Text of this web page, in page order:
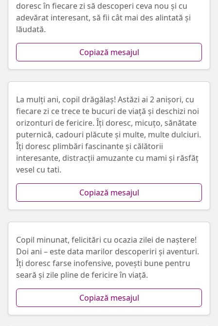
doresc în fiecare zi să descoperi ceva nou și cu
adevărat interesant, să fii cât mai des alintată și
lăudată.
Copiază mesajul
La mulți ani, copil drăgălaș! Astăzi ai 2 anișori, cu
fiecare zi ce trece te bucuri de viață și deschizi noi
orizonturi de fericire. Îți doresc, micuțo, sănătate
puternică, cadouri plăcute și multe, multe dulciuri.
Îți doresc plimbări fascinante și călătorii
interesante, distracții amuzante cu mami și răsfăț
vesel cu tati.
Copiază mesajul
Copil minunat, felicitări cu ocazia zilei de naștere!
Doi ani – este data marilor descoperiri și aventuri.
Îți doresc farse inofensive, povești bune pentru
seară și zile pline de fericire în viață.
Copiază mesajul